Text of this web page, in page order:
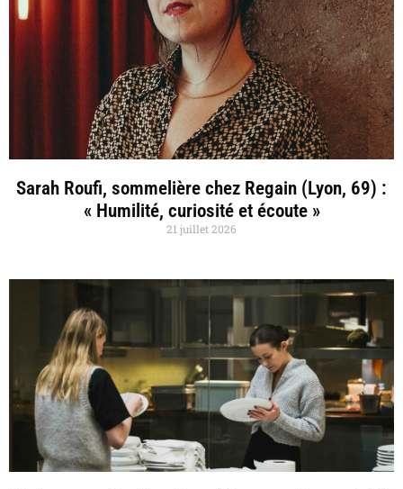
Sarah Roufi, sommelière chez Regain (Lyon, 69) :
« Humilité, curiosité et écoute »
21 juillet 2026